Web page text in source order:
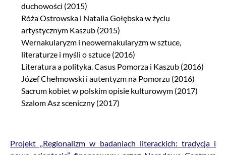
duchowości (2015)
Róża Ostrowska i Natalia Gołębska w życiu
artystycznym Kaszub (2015)
Wernakularyzm i neowernakularyzm w sztuce,
literaturze i myśli o sztuce (2016)
Literatura a polityka. Casus Pomorza i Kaszub (2016)
Józef Chełmowski i autentyzm na Pomorzu (2016)
Sacrum kobiet w polskim opisie kulturowym (2017)
Szalom Asz sceniczny (2017)
Projekt „Regionalizm w badaniach literackich: tradycja i